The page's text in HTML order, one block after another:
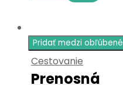
Pridať medzi obľúbené
Cestovanie
Prenosná